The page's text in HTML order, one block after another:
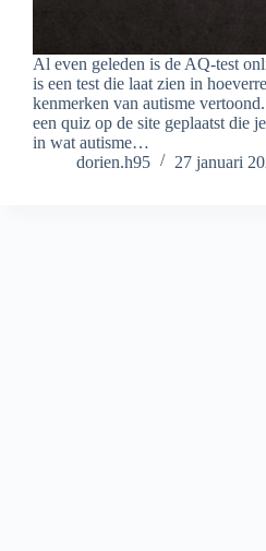
Al even geleden is de AQ-test
is een test die laat zien in
kenmerken van autisme
een quiz op de site geplaatst die
in wat autisme…
dorien.h95
27 januari